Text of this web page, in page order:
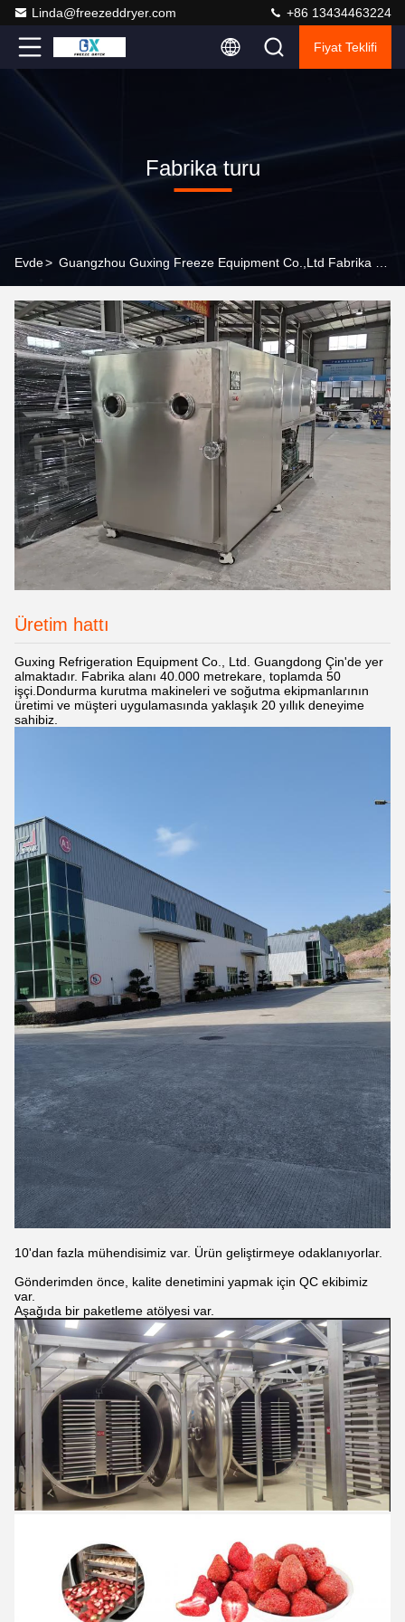
Linda@freezeddryer.com +86 13434463224
Fiyat Teklifi
Fabrika turu
Evde>
Üretim hattı
Guxing Refrigeration Equipment Co., Ltd. Guangdong Çin'de yer
almaktadır. Fabrika alanı 40.000 metrekare, toplamda 50
işçi.Dondurma kurutma makineleri ve soğutma ekipmanlarının
üretimi ve müşteri uygulamasında yaklaşık 20 yıllık deneyime
sahibiz.
10'dan fazla mühendisimiz var. Ürün geliştirmeye odaklanıyorlar.
Gönderimden önce, kalite denetimini yapmak için QC ekibimiz
var.
Aşağıda bir paketleme atölyesi var.